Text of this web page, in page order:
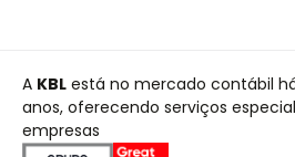
A KBL está no mercado contábil
anos, oferecendo serviços
empresas